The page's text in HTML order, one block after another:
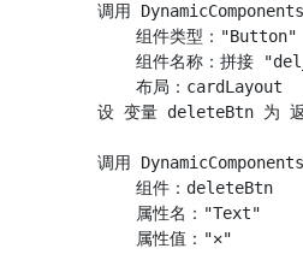
调用
        组件类型："Button"
组件名称：拼接
        布局：cardLayout
设 变量 deleteBtn 为
调用
        组件：deleteBtn
        属性名："Text"
        属性值："✕"